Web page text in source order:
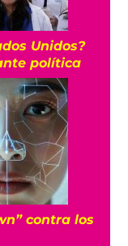
Unidos?
política
contra los